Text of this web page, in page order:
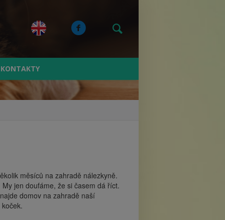
KONTAKTY
měsíců na zahradě nálezkyně.
jen doufáme, že si časem dá říct.
domov na zahradě naší